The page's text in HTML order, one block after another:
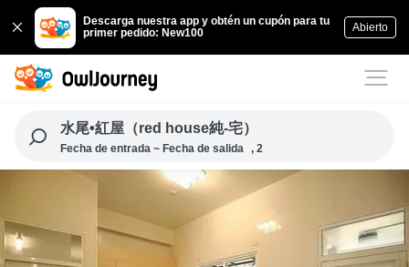
Descarga nuestra app y obtén un cupón para tu
primer pedido: New100
Abierto
水尾•紅屋（red house純-宅）
Fecha de entrada ~ Fecha de salida , 2